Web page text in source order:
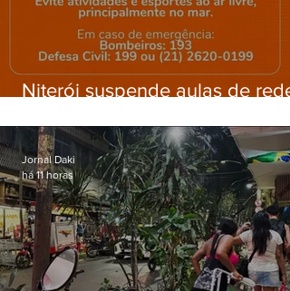
Niterói suspende aulas de rede
ventos fortes nesta sexta (7)
Jornal Daki
há 11 horas